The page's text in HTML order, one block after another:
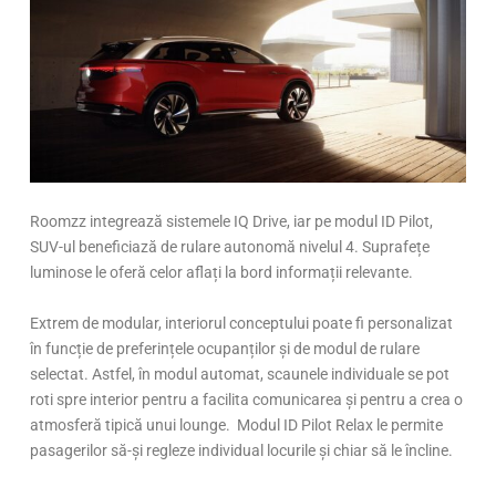
Roomzz integrează sistemele IQ Drive, iar pe modul ID Pilot,
SUV-ul beneficiază de rulare autonomă nivelul 4. Suprafețe
luminose le oferă celor aflați la bord informații relevante.
Extrem de modular, interiorul conceptului poate fi personalizat
în funcție de preferințele ocupanților și de modul de rulare
selectat. Astfel, în modul automat, scaunele individuale se pot
roti spre interior pentru a facilita comunicarea și pentru a crea o
atmosferă tipică unui lounge. Modul ID Pilot Relax le permite
pasagerilor să-și regleze individual locurile și chiar să le încline.